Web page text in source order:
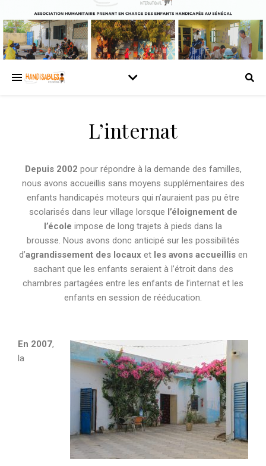
L’internat
Depuis 2002 pour répondre à la demande des familles,
nous avons accueillis sans moyens supplémentaires des
enfants handicapés moteurs qui n’auraient pas pu être
scolarisés dans leur village lorsque l’éloignement de
l’école impose de long trajets à pieds dans la
brousse. Nous avons donc anticipé sur les possibilités
d’agrandissement des locauxet les avons accueillisen
sachant que les enfants seraient à l’étroit dans des
chambres partagées entre les enfants de l’internat et les
enfants en session de rééducation.
En 2007,
la